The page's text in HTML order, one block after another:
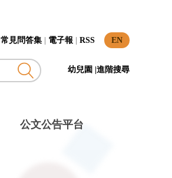
常見問答集 電子報 RSS EN
幼兒園 進階搜尋
公文公告平台